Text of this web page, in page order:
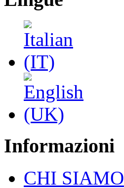
Informazioni
CHI SIAMO